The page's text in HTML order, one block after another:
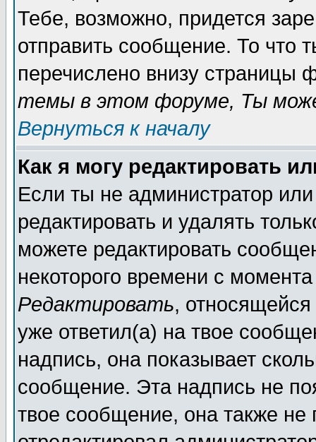
Тебе, возможно, придется
отправить сообщение. То
перечислено внизу страницы
темы в этом форуме, Ты
Вернуться к началу
Как я могу редактировать
Если ты не администратор
редактировать и удалять
можете редактировать
некоторого времени с
Редактировать,
уже ответил(а) на твое
надпись, она показывает
сообщение. Эта надпись не
твое сообщение, она также